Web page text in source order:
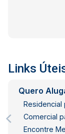
em um
Links
Quero
Residencial
Comercial
Encontre